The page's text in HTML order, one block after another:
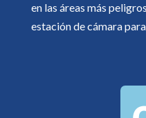
en las áreas más
estación de cámara